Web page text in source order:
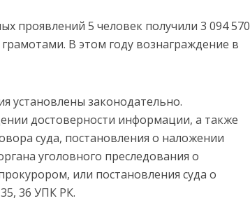
проявлений 5 человек получили 3 094 570
В этом году вознаграждение в
установлены законодательно.
достоверности информации, а также
суда, постановления о наложении
уголовного преследования о
или постановления суда о
36 УПК РК.